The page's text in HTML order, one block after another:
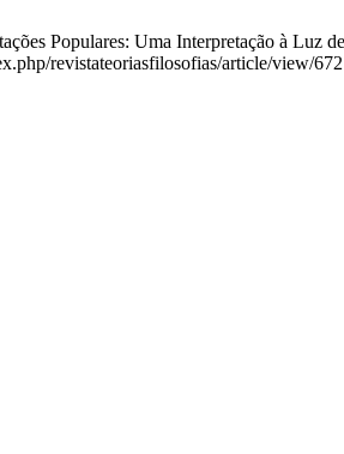
Populares: Uma Interpretação à Luz
revistateoriasfilosofias/article/view/672